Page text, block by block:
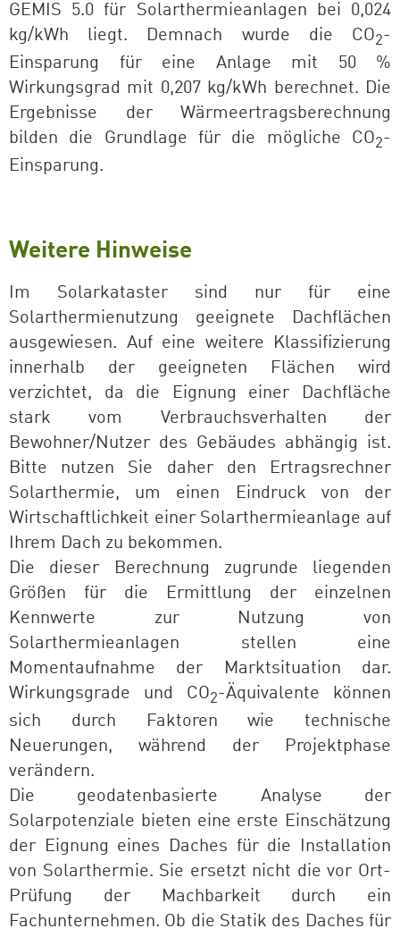
GEMIS 5.0 für Solarthermieanlagen bei 0,024
kg/kWh liegt. Demnach wurde die CO2-
Einsparung für eine Anlage mit 50 %
Wirkungsgrad mit 0,207 kg/kWh berechnet. Die
Ergebnisse der Wärmeertragsberechnung
bilden die Grundlage für die mögliche CO2-
Einsparung.
Weitere Hinweise
Im Solarkataster sind nur für eine
Solarthermienutzung geeignete Dachflächen
ausgewiesen. Auf eine weitere Klassifizierung
innerhalb der geeigneten Flächen wird
verzichtet, da die Eignung einer Dachfläche
stark vom Verbrauchsverhalten der
Bewohner/Nutzer des Gebäudes abhängig ist.
Bitte nutzen Sie daher den Ertragsrechner
Solarthermie, um einen Eindruck von der
Wirtschaftlichkeit einer Solarthermieanlage auf
Ihrem Dach zu bekommen.
Die dieser Berechnung zugrunde liegenden
Größen für die Ermittlung der einzelnen
Kennwerte zur Nutzung von
Solarthermieanlagen stellen eine
Momentaufnahme der Marktsituation dar.
Wirkungsgrade und CO2-Äquivalente können
sich durch Faktoren wie technische
Neuerungen, während der Projektphase
verändern.
Die geodatenbasierte Analyse der
Solarpotenziale bieten eine erste Einschätzung
der Eignung eines Daches für die Installation
von Solarthermie. Sie ersetzt nicht die vor Ort-
Prüfung der Machbarkeit durch ein
Fachunternehmen. Ob die Statik des Daches für